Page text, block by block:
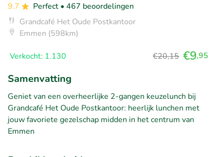
9.7
Perfect • 467 beoordelingen
Grandcafé Het Oude Postkantoor
Emmen (598km)
Verkocht: 1.130 €20,15 €9,95
Samenvatting
Geniet van een overheerlijke 2-gangen keuzelunch bij
Grandcafé Het Oude Postkantoor: heerlijk lunchen met
jouw favoriete gezelschap midden in het centrum van
Emmen